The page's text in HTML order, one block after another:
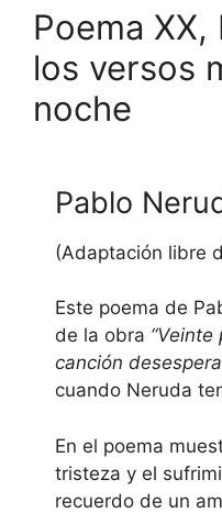
Poema
los versos
noche
Pablo
(Adaptación libre
Este poema de
de la obra
canción
cuando Neruda
En el poema
tristeza y el
recuerdo de un